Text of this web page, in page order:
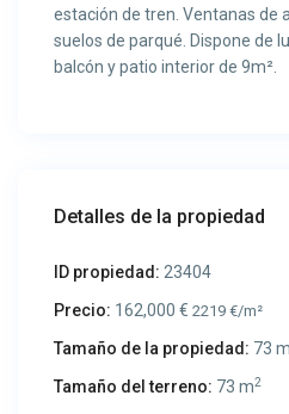
estación de tren. Ventanas de
suelos de parqué. Dispone de
balcón y patio interior de 9m².
Detalles de la propiedad
ID propiedad: 23404
Precio: 162,000 €2219 €/m²
Tamaño de la propiedad: 73
Tamaño del terreno: 73 m2